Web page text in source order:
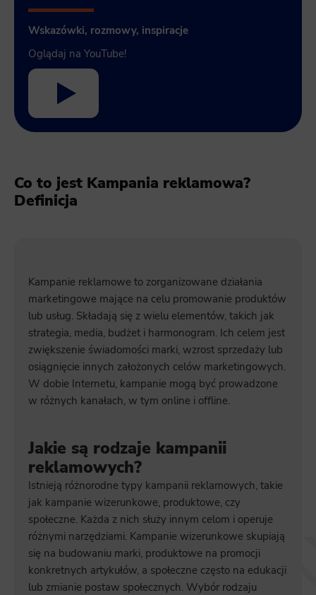
Wskazówki, rozmowy, inspiracje
Oglądaj na YouTube!
Co to jest Kampania reklamowa?
Definicja
Kampanie reklamowe to zorganizowane działania
marketingowe mające na celu promowanie produktów
lub usług. Składają się z wielu elementów, takich jak
strategia, media, budżet i harmonogram. Ich celem jest
zwiększenie świadomości marki, wzrost sprzedaży lub
osiągnięcie innych założonych celów marketingowych.
W dobie Internetu, kampanie mogą być prowadzone
w różnych kanałach, w tym online i offline.
Jakie są rodzaje kampanii
reklamowych?
Istnieją różnorodne typy kampanii reklamowych, takie
jak kampanie wizerunkowe, produktowe, czy
społeczne. Każda z nich służy innym celom i operuje
różnymi narzędziami. Kampanie wizerunkowe skupiają
się na budowaniu marki, produktowe na promocji
konkretnych artykułów, a społeczne często na edukacji
lub zmianie postaw społecznych. Wybór rodzaju